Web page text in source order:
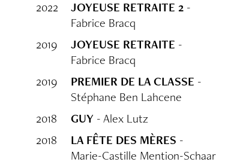
2022
JOYEUSE RETRAITE 2 -
Fabrice Bracq
2019
JOYEUSE RETRAITE -
Fabrice Bracq
2019
PREMIER DE LA CLASSE -
Stéphane Ben Lahcene
2018
GUY - Alex Lutz
2018
LA FÊTE DES MÈRES -
Marie-Castille Mention-Schaar